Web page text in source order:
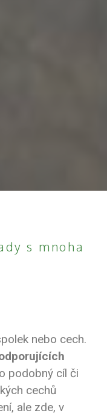
s mnoha
nebo cech.
podobný cíl či
cechů
ale zde, v